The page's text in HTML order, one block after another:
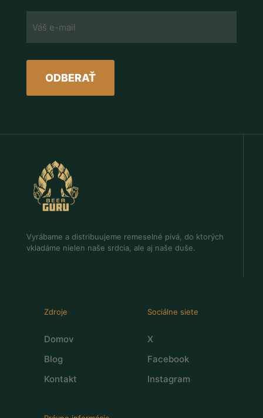
Vyrábame a distribuujeme remeselné pivá, do ktorých
vkladáme nielen naše srdcia, ale aj naše duše.
Zdroje
Domov
Blog
Kontakt
Sociálne siete
X
Facebook
Instagram